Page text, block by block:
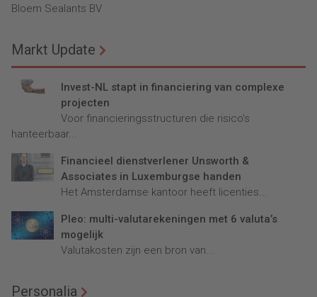
Bloem Sealants BV
Markt Update
Invest-NL stapt in financiering van complexe
projecten
Voor financieringsstructuren die risico’s
hanteerbaar...
Financieel dienstverlener Unsworth &
Associates in Luxemburgse handen
Het Amsterdamse kantoor heeft licenties...
Pleo: multi-valutarekeningen met 6 valuta’s
mogelijk
Valutakosten zijn een bron van...
Personalia